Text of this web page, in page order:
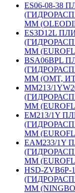
ES06-08-38
ММ
ES3D12L
ММ
BSA06BPL
ММ (OMT,
MM213/
ММ
EM213/1Y
ММ
EAM233/
ММ
HSD-
ММ